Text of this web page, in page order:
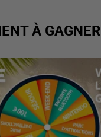
À GAGNER